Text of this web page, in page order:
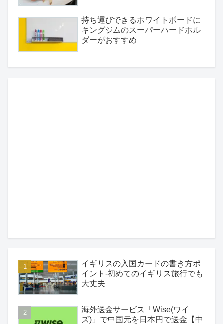
持ち運びできるホワイトボードに
キングジムのスーパーハードホル
ダーがおすすめ
イギリスの入国カードの書き方ポ
イント-初めてのイギリス旅行でも
大丈夫
海外送金サービス「Wise(ワイ
ズ)」で中国元を日本円で送金【中